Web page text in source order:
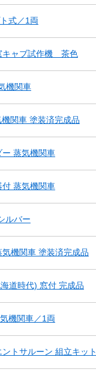
式／1両
ャブ試作機 茶色
機関車
関車 塗装済完成品
蒸気機関車
蒸気機関車
ルバー
機関車 塗装済完成品
道時代) 窓付 完成品
機関車／1両
トサルーン 組立キット